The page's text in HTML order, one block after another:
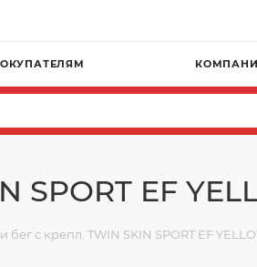
EF
бег с крепл. TWIN SKIN SPORT EF